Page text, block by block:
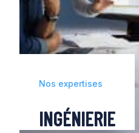
Nos expertises
INGÉNIERIE